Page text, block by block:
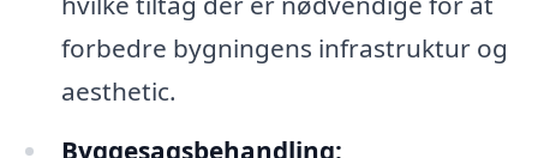
forbedre bygningens infrastruktur og
aesthetic.
Byggesagsbehandling: